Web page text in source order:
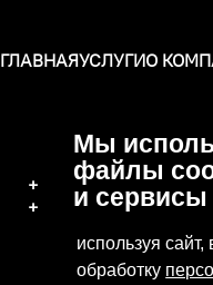
Мы
файлы
и сервисы
используя
обработку
ГЛАВНАЯУСЛУГИО
+7 (496) 570-37-15
+7 (919) 776-04-79